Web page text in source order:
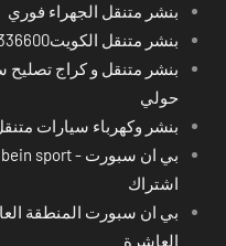
بنشر متنقل الجهراء فوري
بنشر متنقل الكويت55336600
بنشر متنقل و كراج تصليح
حولي
بنشر وكهرباء سيارات متنقل
اشتراك
بي ان سبورت المنطقة
العاشرة